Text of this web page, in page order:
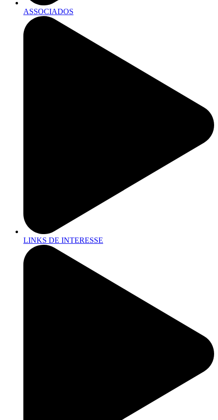
ASSOCIADOS
LINKS DE INTERESSE